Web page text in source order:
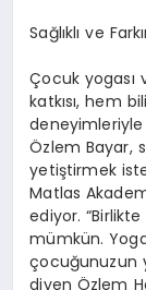
Sağlıklıve Farkı
Çocuk yogası
katkısı, hem
Özlem Bayar,
yetiştirmek
Matlas
ediyor.“Birlikte
mümkün.
çocuğunuzun
diyen Özlem